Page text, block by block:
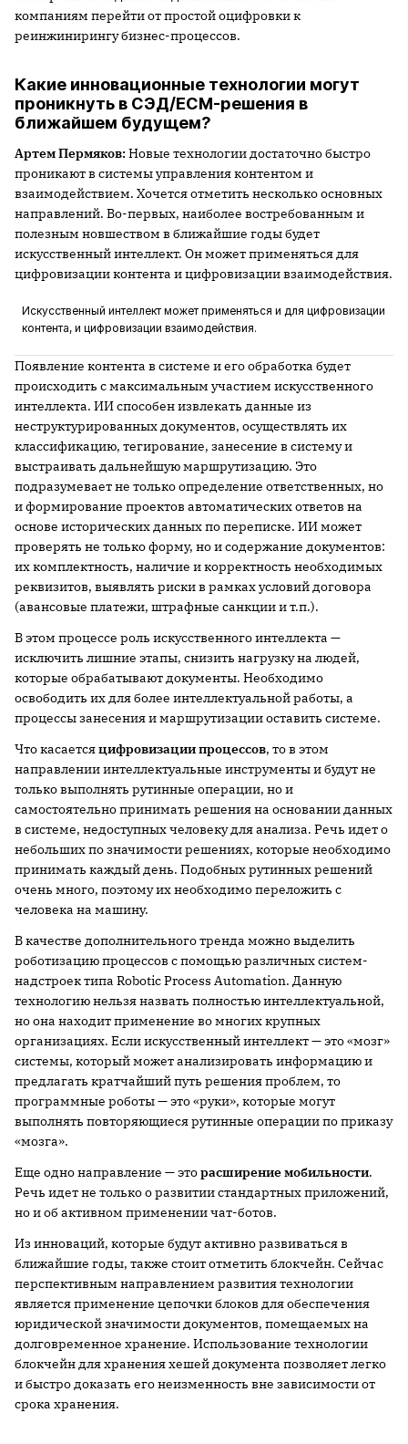
компаниям перейти от простой оцифровки к
реинжинирингу бизнес-процессов.
Какие инновационные технологии могут
проникнуть в СЭД/ECM-решения в
ближайшем будущем?
Артем Пермяков:Новые технологии достаточно быстро
проникают в системы управления контентом и
взаимодействием. Хочется отметить несколько основных
направлений. Во-первых, наиболее востребованным и
полезным новшеством в ближайшие годы будет
искусственный интеллект. Он может применяться для
цифровизации контента и цифровизации взаимодействия.
Искусственный интеллект может применяться и для цифровизации
контента, и цифровизации взаимодействия.
Появление контента в системе и его обработка будет
происходить с максимальным участием искусственного
интеллекта. ИИ способен извлекать данные из
неструктурированных документов, осуществлять их
классификацию, тегирование, занесение в систему и
выстраивать дальнейшую маршрутизацию. Это
подразумевает не только определение ответственных, но
и формирование проектов автоматических ответов на
основе исторических данных по переписке. ИИ может
проверять не только форму, но и содержание документов:
их комплектность, наличие и корректность необходимых
реквизитов, выявлять риски в рамках условий договора
(авансовые платежи, штрафные санкции и т.п.).
В этом процессе роль искусственного интеллекта —
исключить лишние этапы, снизить нагрузку на людей,
которые обрабатывают документы. Необходимо
освободить их для более интеллектуальной работы, а
процессы занесения и маршрутизации оставить системе.
Что касаетсяцифровизации процессов, то в этом
направлении интеллектуальные инструменты и будут не
только выполнять рутинные операции, но и
самостоятельно принимать решения на основании данных
в системе, недоступных человеку для анализа. Речь идет о
небольших по значимости решениях, которые необходимо
принимать каждый день. Подобных рутинных решений
очень много, поэтому их необходимо переложить с
человека на машину.
В качестве дополнительного тренда можно выделить
роботизацию процессов с помощью различных систем-
надстроек типа Robotic Process Automation. Данную
технологию нельзя назвать полностью интеллектуальной,
но она находит применение во многих крупных
организациях. Если искусственный интеллект — это «мозг»
системы, который может анализировать информацию и
предлагать кратчайший путь решения проблем, то
программные роботы — это «руки», которые могут
выполнять повторяющиеся рутинные операции по приказу
«мозга».
Еще одно направление — эторасширение мобильности.
Речь идет не только о развитии стандартных приложений,
но и об активном применении чат-ботов.
Из инноваций, которые будут активно развиваться в
ближайшие годы, также стоит отметить блокчейн. Сейчас
перспективным направлением развития технологии
является применение цепочки блоков для обеспечения
юридической значимости документов, помещаемых на
долговременное хранение. Использование технологии
блокчейн для хранения хешей документа позволяет легко
и быстро доказать его неизменность вне зависимости от
срока хранения.